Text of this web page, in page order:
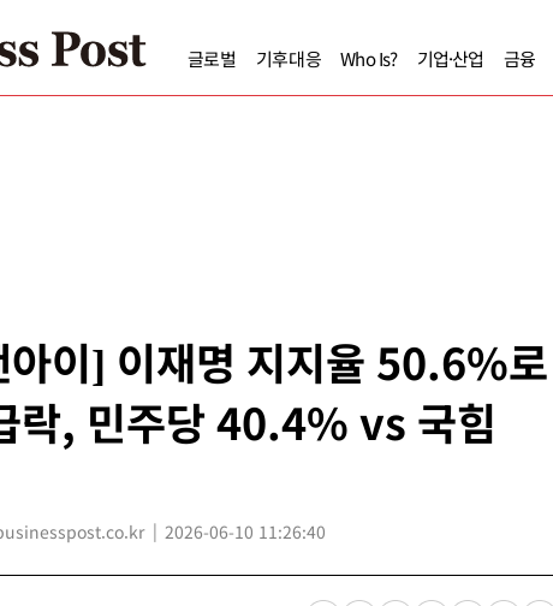
글로벌 기후대응 Who Is? 기업·산업 금융
이] 이재명 지지율 50.6%로
, 민주당 40.4% vs 국힘
2026-06-10 11:26:40